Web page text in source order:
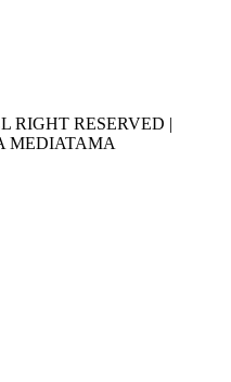
RIGHT RESERVED |
MEDIATAMA